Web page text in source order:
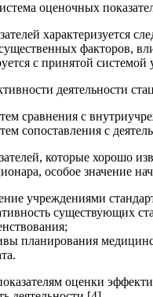
оценочных
характеризуется
факторов,
с принятой
деятельности
сравнения с
сопоставления с
которые хорошо
особое значение
учреждениями
существующих
планирования
оценки